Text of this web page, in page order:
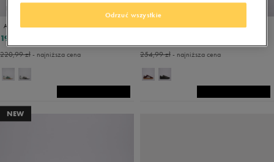
ADIDAS ADIPISTA
194,99 zł
220,99 zł- najniższa cena
ADIDAS GRAND COURT 3.0
254,99 zł- najniższa cena
NEW
Odrzuć wszystkie